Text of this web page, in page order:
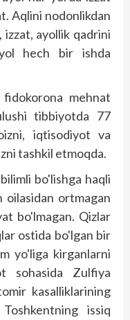
Aqlini nodonlikdan
ayollik qadrini
hech bir ishda
mehnat
tibbiyotda 77
iqtisodiyot va
tashkil etmoqda.
bo'lishga haqli
oilasidan ortmagan
bo'lmagan. Qizlar
ostida bo'lgan bir
yo'liga kirganlarni
sohasida Zulfiya
kasalliklarining
issiq